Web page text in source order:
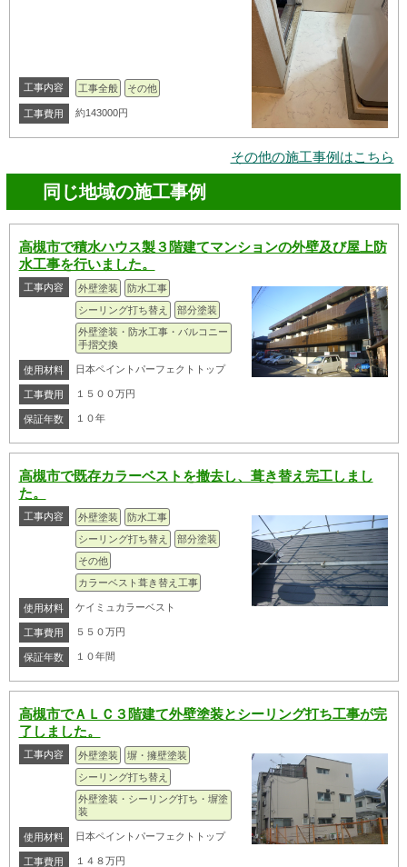
工事内容 工事全般 その他
工事費用 約143000円
その他の施工事例はこちら
同じ地域の施工事例
高槻市で積水ハウス製３階建てマンションの外壁及び屋上防
水工事を行いました。
工事内容 外壁塗装
防水工事
シーリング打ち替え
部分塗装
外壁塗装・防水工事・バルコニー
手摺交換
使用材料 日本ペイントパーフェクトトップ
工事費用 １５００万円
保証年数 １０年
高槻市で既存カラーベストを撤去し、葺き替え完工しまし
た。
工事内容 外壁塗装
防水工事
シーリング打ち替え
部分塗装
その他
カラーベスト葺き替え工事
使用材料 ケイミュカラーベスト
工事費用 ５５０万円
保証年数 １０年間
高槻市でＡＬＣ３階建て外壁塗装とシーリング打ち工事が完
了しました。
工事内容 外壁塗装
塀・擁壁塗装
シーリング打ち替え
外壁塗装・シーリング打ち・塀塗
装
使用材料 日本ペイントパーフェクトトップ
工事費用 １４８万円